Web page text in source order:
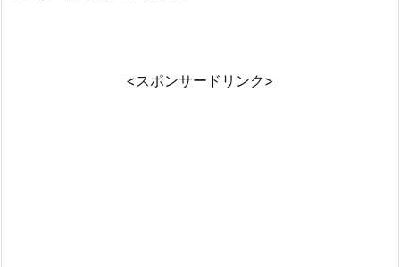
<スポンサードリンク>